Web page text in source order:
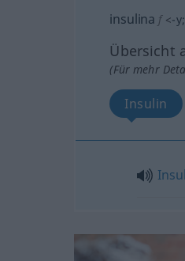
insulina f <-y;
Übersicht
(Für mehr
Insulin